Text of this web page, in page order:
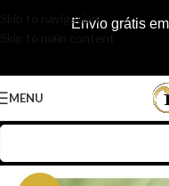
Skip to navigationEnvio grátis
MENU